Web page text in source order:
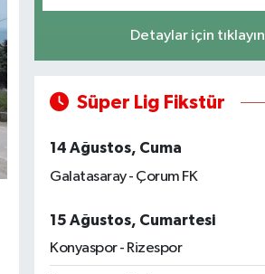
Detaylar için tıklayın
Süper Lig Fikstür
14 Ağustos, Cuma
Galatasaray - Çorum FK
15 Ağustos, Cumartesi
Konyaspor - Rizespor